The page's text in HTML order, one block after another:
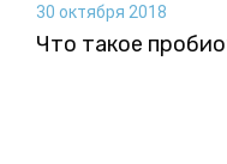
30 октября 2018
Что такое